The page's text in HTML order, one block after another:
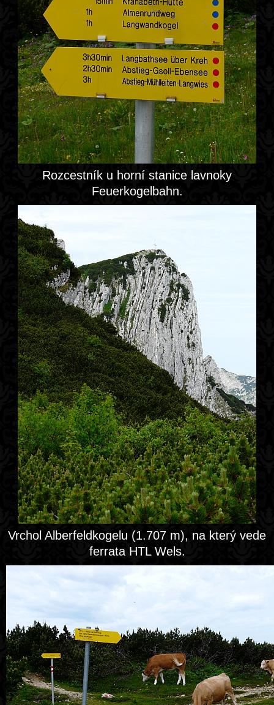
Rozcestník u horní stanice lavnoky
Feuerkogelbahn.
Vrchol Alberfeldkogelu (1.707 m), na který vede
ferrata HTL Wels.